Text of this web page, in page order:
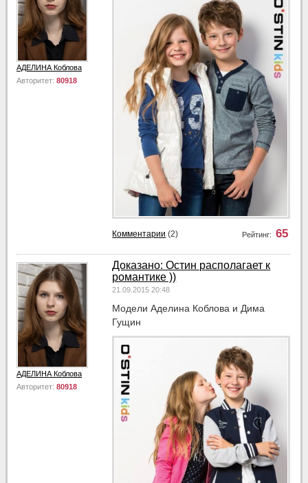
АДЕЛИНА Коблова
Авторитет: 80918
Комментарии (2) Рейтинг: 65
АДЕЛИНА Коблова
Авторитет: 80918
Доказано: Остин располагает к
романтике ))
21.09.2015 20:48
Модели Аделина Коблова и Дима
Гущин